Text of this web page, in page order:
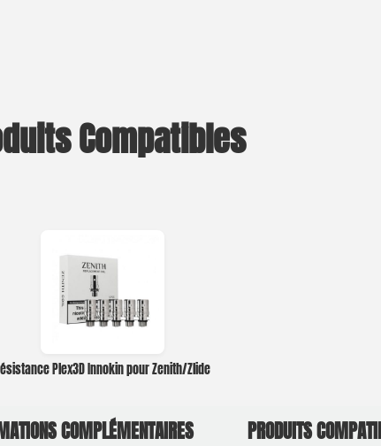
Compatibles
Plex3D Innokin pour Zenith/Zlide
COMPLÉMENTAIRES PRODUITS